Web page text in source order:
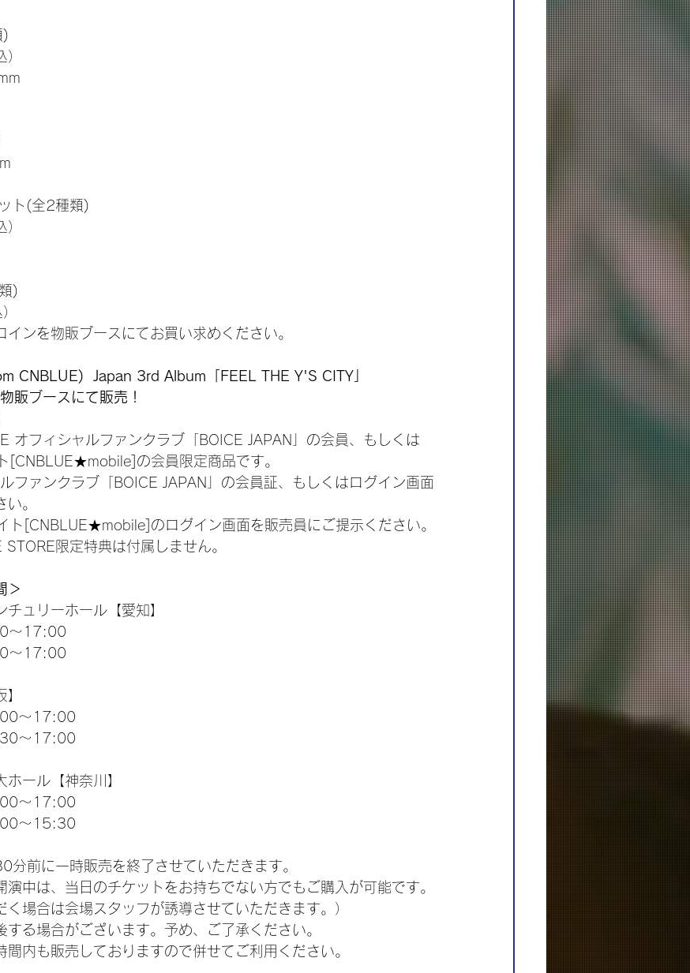
)
ト(全2種類)
)
ンを物販ブースにてお買い求めください。
CNBLUE)  Japan 3rd Album「FEEL THE Y'S CITY」
販ブースにて販売！
オフィシャルファンクラブ「BOICE JAPAN」の会員、もしくは
[CNBLUE★mobile]の会員限定商品です。
ファンクラブ「BOICE JAPAN」の会員証、もしくはログイン画面
。
ト[CNBLUE★mobile]のログイン画面を販売員にご提示ください。
限定特典は付属しません。
＞
ュリーホール【愛知】
～17:00
～17:00
～17:00
～17:00
ール【神奈川】
～17:00
～15:30
前に一時販売を終了させていただきます。
中は、当日のチケットをお持ちでない方でもご購入が可能です。
く場合は会場スタッフが誘導させていただきます。）
る場合がございます。予め、ご了承ください。
内も販売しておりますので併せてご利用ください。